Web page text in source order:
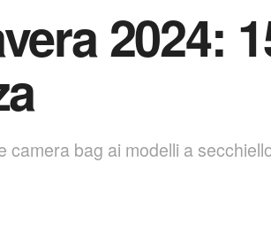
2024:
bag ai modelli a